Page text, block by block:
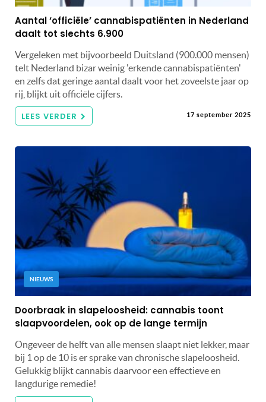
Aantal ‘officiële’ cannabispatiënten in Nederland
daalt tot slechts 6.900
Vergeleken met bijvoorbeeld Duitsland (900.000 mensen)
telt Nederland bizar weinig 'erkende cannabispatiënten'
en zelfs dat geringe aantal daalt voor het zoveelste jaar op
rij, blijkt uit officiële cijfers.
LEES VERDER 17 september 2025
NIEUWS
Doorbraak in slapeloosheid: cannabis toont
slaapvoordelen, ook op de lange termijn
Ongeveer de helft van alle mensen slaapt niet lekker, maar
bij 1 op de 10 is er sprake van chronische slapeloosheid.
Gelukkig blijkt cannabis daarvoor een effectieve en
langdurige remedie!